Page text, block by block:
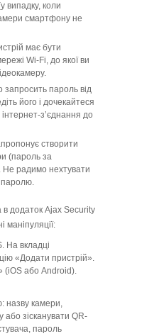
випадку, коли
смартфону не
має бути
Wi-Fi, до якої ви
запросить пароль від
його і дочекайтеся
з’єднання до
створити
(пароль за
радимо нехтувати
паролю.
додаток Ajax Security
маніпуляції:
На вкладці
«Додати пристрій».
(iOS або Android).
назву камери,
або зісканувати QR-
пароль